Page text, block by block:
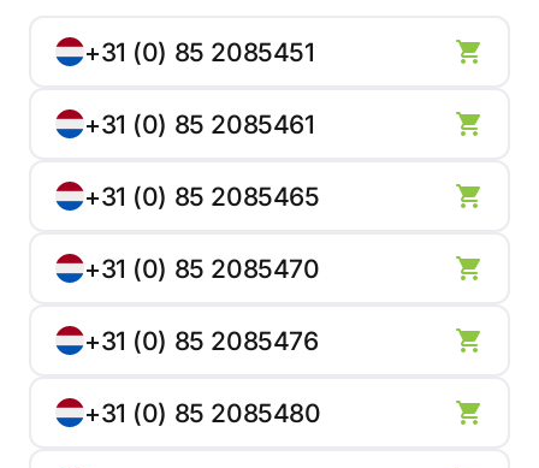
+31 (0) 85 2085451
+31 (0) 85 2085461
+31 (0) 85 2085465
+31 (0) 85 2085470
+31 (0) 85 2085476
+31 (0) 85 2085480